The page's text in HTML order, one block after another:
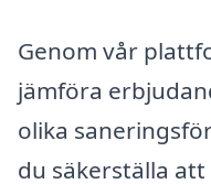
Genom vår
jämföra
olika
du säkerställa